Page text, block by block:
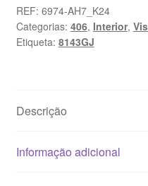
Direito
Peugeot
406
REF: 6974-AH7_K24
Categorias: 406, Interior,
Etiqueta: 8143GJ
Descrição
Informação adicional